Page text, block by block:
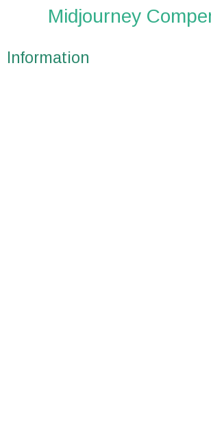
springen
Midjourney
Information